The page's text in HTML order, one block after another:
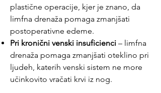
plastične operacije, kjer je znano, da
limfna drenaža pomaga zmanjšati
postoperativne edeme.
Pri kronični venski insuficienci – limfna
drenaža pomaga zmanjšati oteklino pri
ljudeh, katerih venski sistem ne more
učinkovito vračati krvi iz nog.